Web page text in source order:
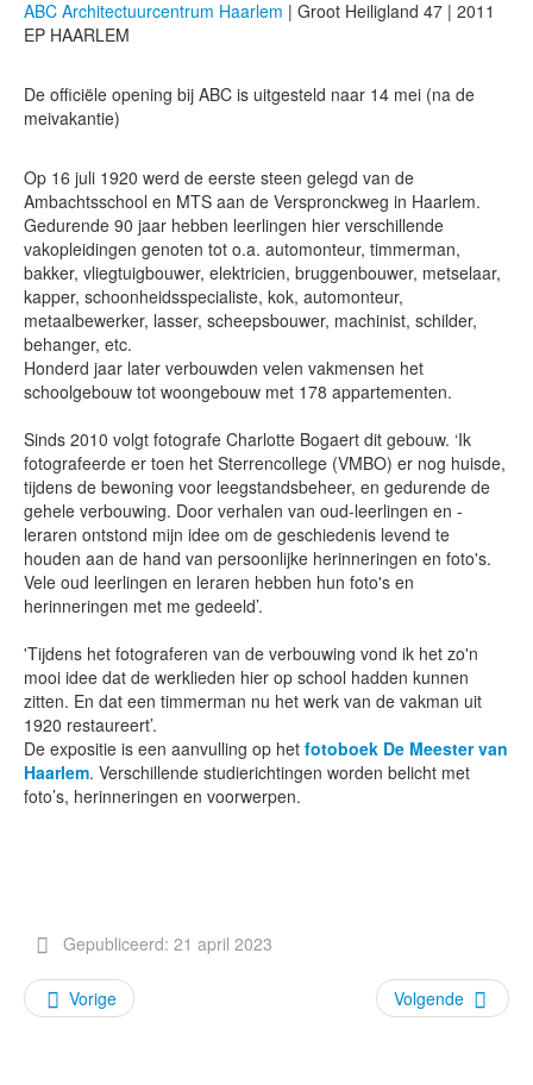
ABC Architectuurcentrum Haarlem | Groot Heiligland 47 | 2011
EP HAARLEM
De officiële opening bij ABC is uitgesteld naar 14 mei (na de
meivakantie)
Op 16 juli 1920 werd de eerste steen gelegd van de
Ambachtsschool en MTS aan de Verspronckweg in Haarlem.
Gedurende 90 jaar hebben leerlingen hier verschillende
vakopleidingen genoten tot o.a. automonteur, timmerman,
bakker, vliegtuigbouwer, elektricien, bruggenbouwer, metselaar,
kapper, schoonheidsspecialiste, kok, automonteur,
metaalbewerker, lasser, scheepsbouwer, machinist, schilder,
behanger, etc.
Honderd jaar later verbouwden velen vakmensen het
schoolgebouw tot woongebouw met 178 appartementen.
Sinds 2010 volgt fotografe Charlotte Bogaert dit gebouw. ‘Ik
fotografeerde er toen het Sterrencollege (VMBO) er nog huisde,
tijdens de bewoning voor leegstandsbeheer, en gedurende de
gehele verbouwing. Door verhalen van oud-leerlingen en -
leraren ontstond mijn idee om de geschiedenis levend te
houden aan de hand van persoonlijke herinneringen en foto's.
Vele oud leerlingen en leraren hebben hun foto's en
herinneringen met me gedeeld’.
'Tijdens het fotograferen van de verbouwing vond ik het zo'n
mooi idee dat de werklieden hier op school hadden kunnen
zitten. En dat een timmerman nu het werk van de vakman uit
1920 restaureert’.
De expositie is een aanvulling op het fotoboek De Meester van
Haarlem. Verschillende studierichtingen worden belicht met
foto’s, herinneringen en voorwerpen.
Gepubliceerd: 21 april 2023
Vorige Volgende